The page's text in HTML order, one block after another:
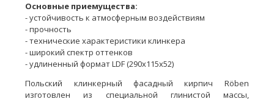
Основные приемущества:
- устойчивость к атмосферным воздействиям
- прочность
- технические характеристики клинкера
- широкий спектр оттенков
- удлиненный формат LDF (290х115х52)
Польский клинкерный фасадный кирпич Röben
изготовлен из специальной глинистой массы,